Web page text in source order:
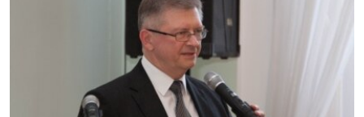
СПЕЦПРОЄКТИ